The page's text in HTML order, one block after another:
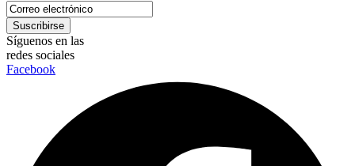
Síguenos en las
redes sociales
Facebook